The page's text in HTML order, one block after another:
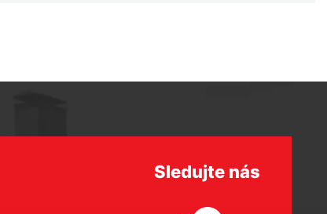
Sledujte nás